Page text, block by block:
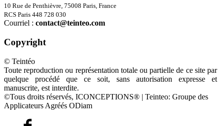
10 Rue de Penthièvre, 75008 Paris, France
RCS Paris 448 728 030
Courriel : contact@teinteo.com
Copyright
© Teintéo
Toute reproduction ou représentation totale ou partielle de ce site par
quelque procédé que ce soit, sans autorisation expresse et
manuscrite, est interdite.
©Tous droits réservés, ICONCEPTIONS® | Teinteo: Groupe des
Applicateurs Agréés ODiam